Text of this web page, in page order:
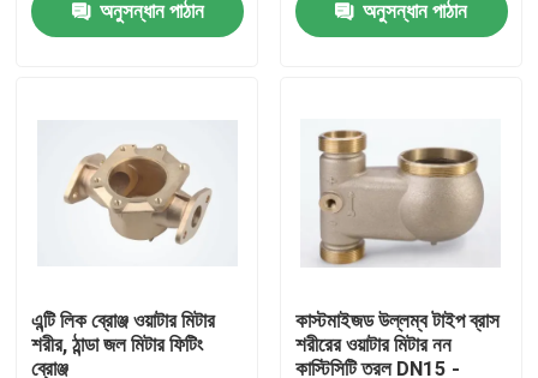
উদ্ধৃতির জন্য আবেদন
ব্রাস পানি মিটার শরীর
অনুসন্ধান পাঠান অনুসন্ধান পাঠান
এন্টি লিক ব্রোঞ্জ ওয়াটার মিটার
শরীর, ঠান্ডা জল মিটার ফিটিং
ব্রোঞ্জ
কাস্টমাইজড উল্লম্ব টাইপ ব্রাস
শরীরের ওয়াটার মিটার নন
কাস্টিসিটি তরল DN15 -